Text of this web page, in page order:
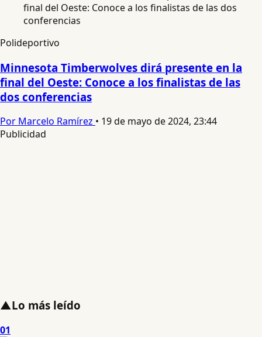
Polideportivo
Minnesota Timberwolves dirá presente en la
final del Oeste: Conoce a los finalistas de las
dos conferencias
Por Marcelo Ramírez • 19 de mayo de 2024, 23:44
Publicidad
▲Lo más leído
01